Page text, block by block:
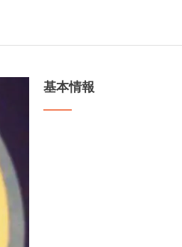
基本情報